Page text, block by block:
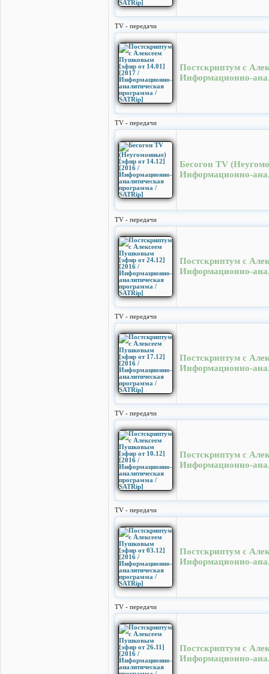
TV - передачи
Постскриптум с
Информационно-
TV - передачи
Бесогон TV
Информационно-
TV - передачи
Постскриптум с
Информационно-
TV - передачи
Постскриптум с
Информационно-
TV - передачи
Постскриптум с
Информационно-
TV - передачи
Постскриптум с
Информационно-
TV - передачи
Постскриптум с
Информационно-